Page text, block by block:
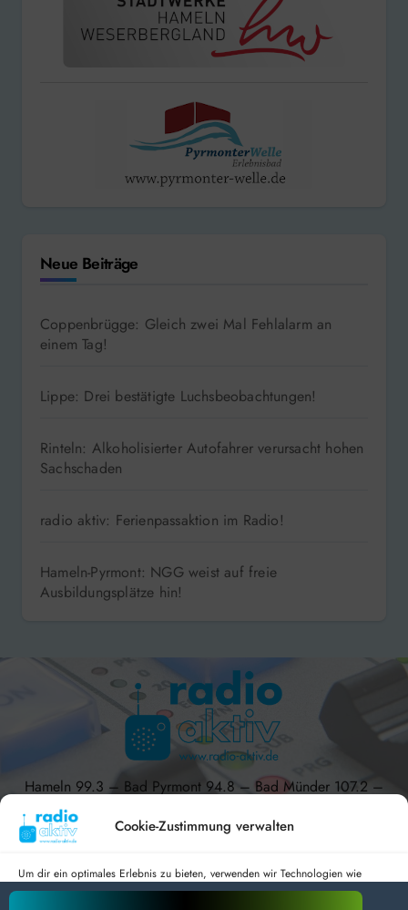
Cookie-Zustimmung verwalten
Um dir ein optimales Erlebnis zu bieten, verwenden wir Technologien wie
Cookies, um Geräteinformationen zu speichern und/oder darauf zuzugreifen.
Neue Beiträge
Coppenbrügge: Gleich zwei Mal Fehlalarm an
Rinteln: Alkoholisierter Autofahrer verursacht hohen
Hameln-Pyrmont: NGG weist auf freie
Hameln 99.3 – Bad Pyrmont 94.8 – Bad Münder 107.2 –
DAB+ 9C